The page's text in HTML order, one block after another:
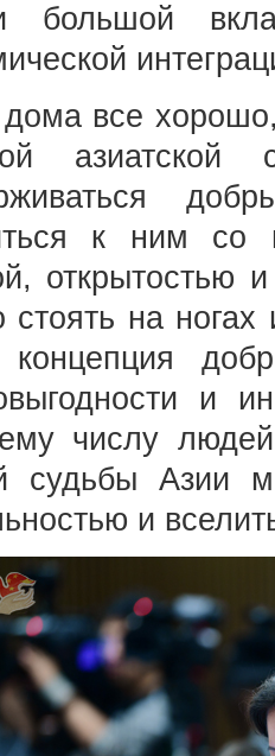
большой
все
азиатской
к ним со
открытостью
стоять на
и
числу
судьбы Азии
и